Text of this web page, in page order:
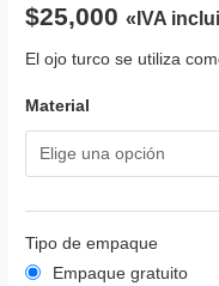
$25,000 «IVA
El ojo turco se utiliza
Material
Tipo de empaque
Empaque gratuito